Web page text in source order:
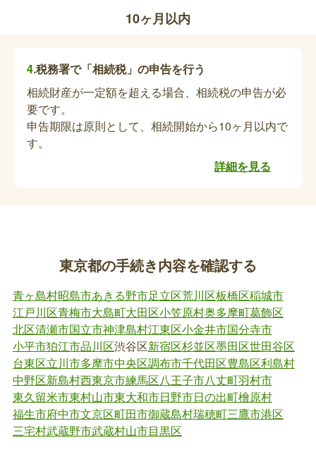
未使用分の福祉タクシー券および福祉理美容
券を利用していた場合、死亡日をもって受給資格が
喪失となります。未使用分の券があれば返却となり
ます。
心身障害者（児）自動車燃料費助成受給資格
所へお問い合わせください。
心身障害者救急通報システムの異動届（廃止
届）の提出および通報システム機器の撤去
亡くなられた方が心身障害者救急通報システムを利
用していた場合、利用停止の手続きおよびご自宅に
設置しているシステム機器の撤去作業が必要となり
ます。【郵送可】
心身障害者緊急介護人、重度脳性麻痺者介護
人派遣制度の登録取消届の提出および介護給
付券の返却
10ヶ月以内
税務署で「相続税」の申告を行う
相続財産が一定額を超える場合、相続税の申告が必
要です。
申告期限は原則として、相続開始から10ヶ月以内で
す。
詳細を見る
東京都の手続き内容を確認する
青ヶ島村昭島市あきる野市足立区荒川区板橋区稲城市
江戸川区青梅市大島町大田区小笠原村奥多摩町葛飾区
北区清瀬市国立市神津島村江東区小金井市国分寺市
小平市狛江市品川区渋谷区新宿区杉並区墨田区世田谷区
台東区立川市多摩市中央区調布市千代田区豊島区利島村
中野区新島村西東京市練馬区八王子市八丈町羽村市
東久留米市東村山市東大和市日野市日の出町檜原村
福生市府中市文京区町田市御蔵島村瑞穂町三鷹市港区
三宅村武蔵野市武蔵村山市目黒区